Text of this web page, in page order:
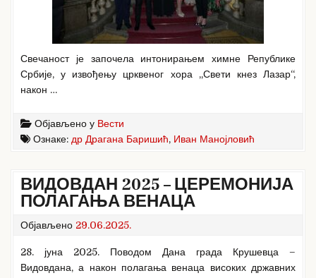
Свечаност је започела интонирањем химне Републике
Србије, у извођењу црквеног хора „Свети кнез Лазар“,
након …
Објављено у Вести
Ознаке: др Драгана Баришић, Иван Манојловић
ВИДОВДАН 2025 – ЦЕРЕМОНИЈА
ПОЛАГАЊА ВЕНАЦА
Објављено 29.06.2025.
28. јуна 2025. Поводом Дана града Крушевца –
Видовдана, а након полагања венаца високих државних